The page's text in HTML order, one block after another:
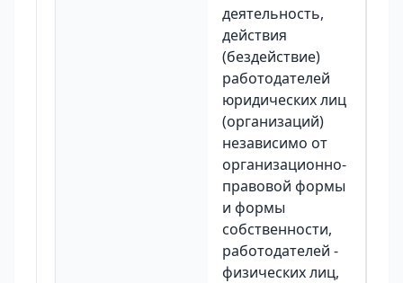
деятельность,
действия
(бездействие)
работодателей
юридических лиц
(организаций)
независимо от
организационно-
правовой формы
и формы
собственности,
работодателей -
физических лиц,